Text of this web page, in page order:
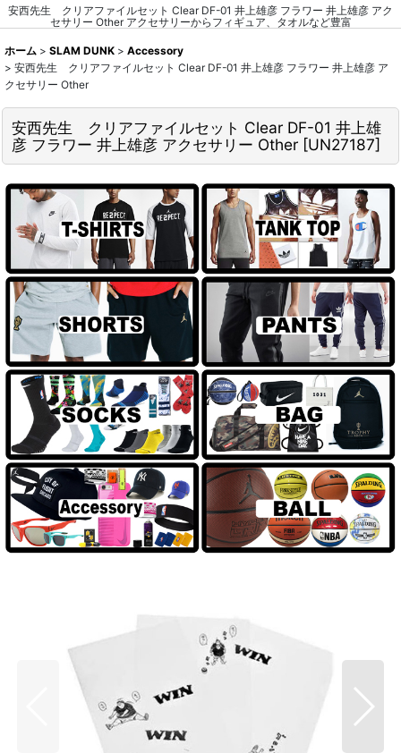
安西先生 クリアファイルセット Clear DF-01 井上雄彦 フラワー 井上雄彦 アク
セサリー Other アクセサリーからフィギュア、タオルなど豊富
ホーム > SLAM DUNK > Accessory
> 安西先生 クリアファイルセット Clear DF-01 井上雄彦 フラワー 井上雄彦 ア
クセサリー Other
安西先生 クリアファイルセット Clear DF-01 井上雄
彦 フラワー 井上雄彦 アクセサリー Other [UN27187]